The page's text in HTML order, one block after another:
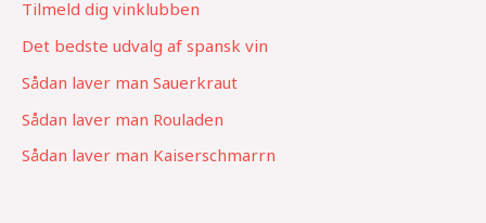
Tilmeld dig vinklubben
Det bedste udvalg af spansk vin
Sådan laver man Sauerkraut
Sådan laver man Rouladen
Sådan laver man Kaiserschmarrn